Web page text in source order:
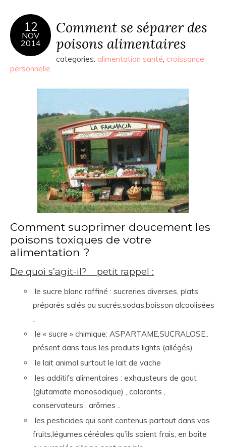
12
NOV
2014
Comment se séparer des
poisons alimentaires
categories: alimentation santé, croissance
personnelle
Comment supprimer doucement les
poisons toxiques de votre
alimentation ?
De quoi s’agit-il? petit rappel :
le sucre blanc raffiné : sucreries diverses, plats
préparés salés ou sucrés,sodas,boisson alcoolisées
..
le « sucre » chimique: ASPARTAME,SUCRALOSE..
présent dans tous les produits lights (allégés)
le lait animal surtout le lait de vache
les additifs alimentaires : exhausteurs de gout
(glutamate monosodique) , colorants ,
conservateurs , arômes ..
les pesticides qui sont contenus partout dans vos
fruits,légumes,céréales qu’ils soient frais, en boite